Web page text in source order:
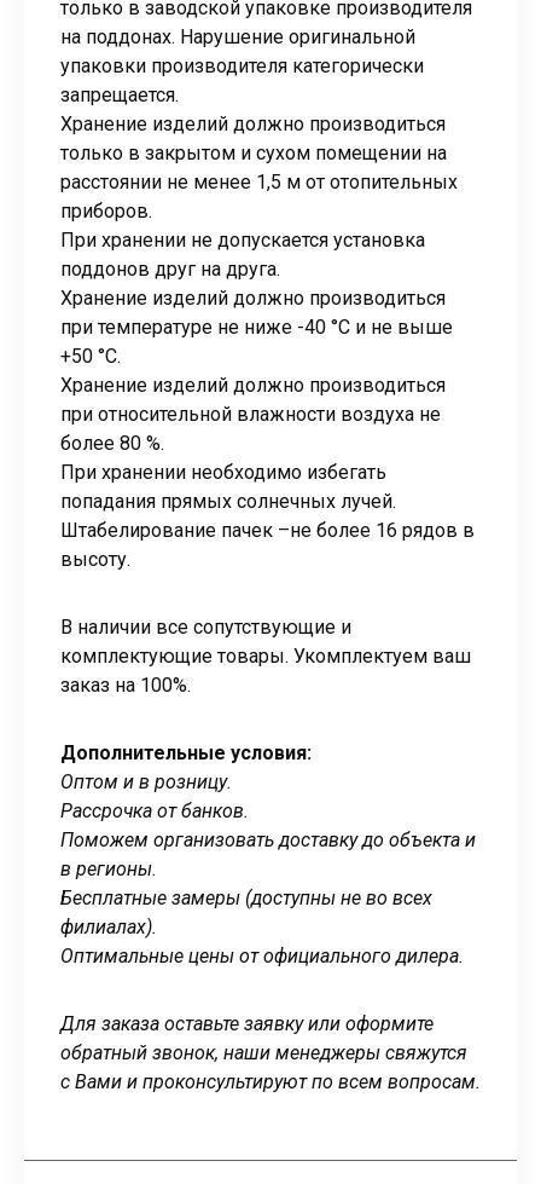
только в заводской упаковке производителя
на поддонах. Нарушение оригинальной
упаковки производителя категорически
запрещается.
Хранение изделий должно производиться
только в закрытом и сухом помещении на
расстоянии не менее 1,5 м от отопительных
приборов.
При хранении не допускается установка
поддонов друг на друга.
Хранение изделий должно производиться
при температуре не ниже -40 °С и не выше
+50 °С.
Хранение изделий должно производиться
при относительной влажности воздуха не
более 80 %.
При хранении необходимо избегать
попадания прямых солнечных лучей.
Штабелирование пачек –не более 16 рядов в
высоту.
В наличии все сопутствующие и
комплектующие товары. Укомплектуем ваш
заказ на 100%.
Дополнительные условия:
Оптом и в розницу.
Рассрочка от банков.
Поможем организовать доставку до объекта и
в регионы.
Бесплатные замеры (доступны не во всех
филиалах).
Оптимальные цены от официального дилера.
Для заказа оставьте заявку или оформите
обратный звонок, наши менеджеры свяжутся
с Вами и проконсультируют по всем вопросам.